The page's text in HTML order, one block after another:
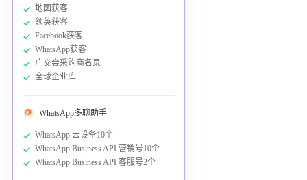
地图获客
领英获客
Facebook获客
WhatsApp获客
广交会采购商名录
全球企业库
WhatsApp多聊助手
WhatsApp 云设备10个
WhatsApp Business API 营销号10个
WhatsApp Business API 客服号2个